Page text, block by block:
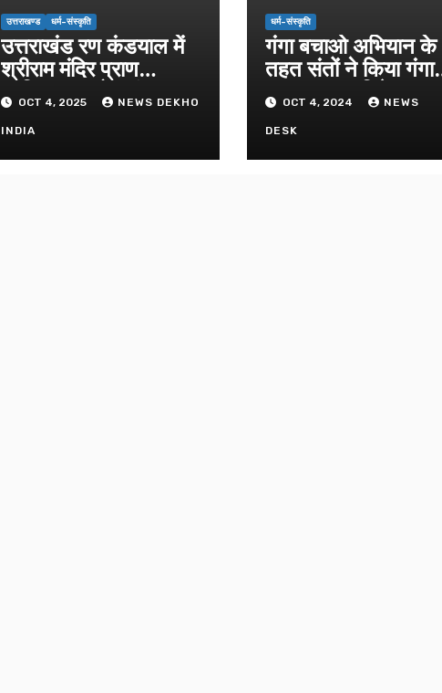
उत्तराखण्ड धर्म-संस्कृति
उत्तराखंड रण कंडयाल में
श्रीराम मंदिर प्राण
प्रतिष्ठा समारोह संपन्न।
OCT 4, 2025 NEWS DEKHO
INDIA
धर्म-संस्कृति
गंगा बचाओ अभियान के
तहत संतों ने किया गंगा
पूजन व दुग्धाभिषेक
OCT 4, 2024 NEWS
DESK